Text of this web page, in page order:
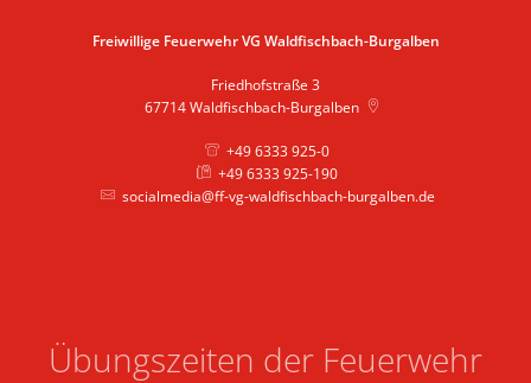
Freiwillige Feuerwehr VG Waldfischbach-Burgalben
Friedhofstraße 3
67714 Waldfischbach-Burgalben
+49 6333 925-0
+49 6333 925-190
socialmedia@ff-vg-waldfischbach-burgalben.de
Übungszeiten der Feuerwehr